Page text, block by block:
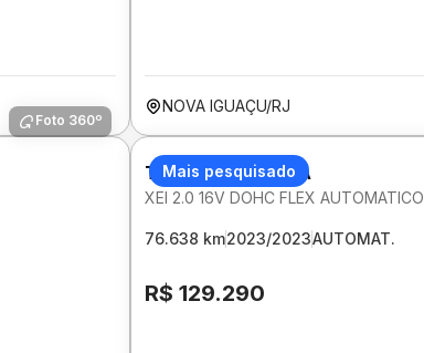
NOVA IGUAÇU/RJ
Foto 360º
Mais pesquisado
TOYOTA COROLLA
XEI 2.0 16V DOHC FLEX AUTOMATICO
76.638 km2023/2023AUTOMAT.
R$ 129.290